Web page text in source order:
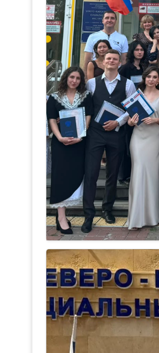
21.07.2026
Поздравляем
15 июля 2026 года в стенах
дипломов выпускникам
Читать далее →